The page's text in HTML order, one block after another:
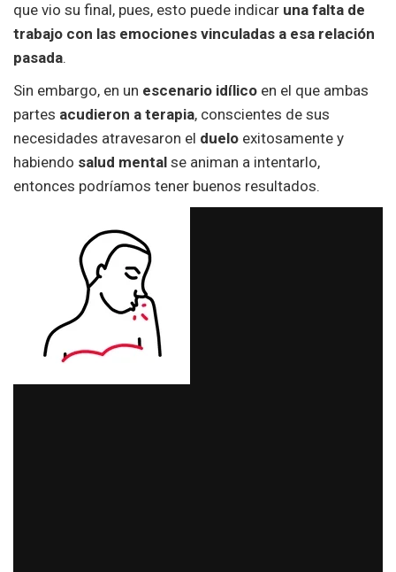
que vio su final, pues, esto puede indicar una falta de
trabajo con las emociones vinculadas a esa relación
pasada.
Sin embargo, en un escenario idílico en el que ambas
partes acudieron a terapia, conscientes de sus
necesidades atravesaron el duelo exitosamente y
habiendo salud mental se animan a intentarlo,
entonces podríamos tener buenos resultados.